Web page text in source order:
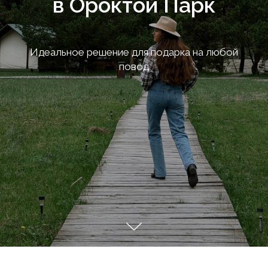
Идеальное решение для подарка на любой
повод